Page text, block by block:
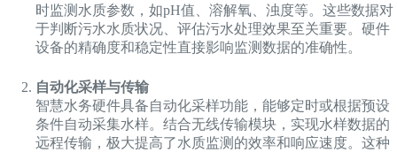
时监测水质参数，如pH值、溶解氧、浊度等。这些数据对
于判断污水水质状况、评估污水处理效果至关重要。硬件
设备的精确度和稳定性直接影响监测数据的准确性。
自动化采样与传输
智慧水务硬件具备自动化采样功能，能够定时或根据预设
条件自动采集水样。结合无线传输模块，实现水样数据的
远程传输，极大提高了水质监测的效率和响应速度。这种